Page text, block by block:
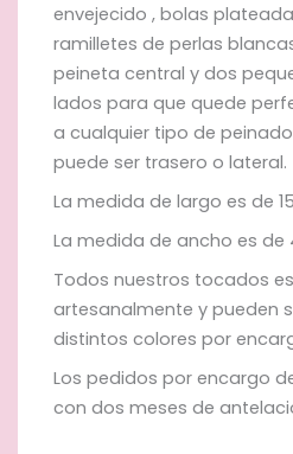
envejecido , bolas
ramilletes de perlas
peineta central y dos
lados para que quede
a cualquier tipo de
puede ser trasero o lateral.
La medida de largo es de
La medida de ancho es de
Todos nuestros tocados
artesanalmente y pueden
distintos colores por
Los pedidos por encargo
con dos meses de